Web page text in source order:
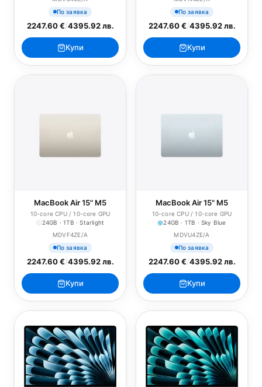
По заявка
2247.60 €/4395.92 лв.
Купи
По заявка
2247.60 €/4395.92 лв.
Купи
MacBook Air 15" M5
10-core CPU / 10-core GPU
24GB · 1TB · Starlight
MDVF4ZE/A
По заявка
2247.60 €/4395.92 лв.
Купи
MacBook Air 15" M5
10-core CPU / 10-core GPU
24GB · 1TB · Sky Blue
MDVU4ZE/A
По заявка
2247.60 €/4395.92 лв.
Купи